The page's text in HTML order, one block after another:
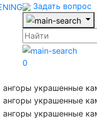
Задать вопрос
0